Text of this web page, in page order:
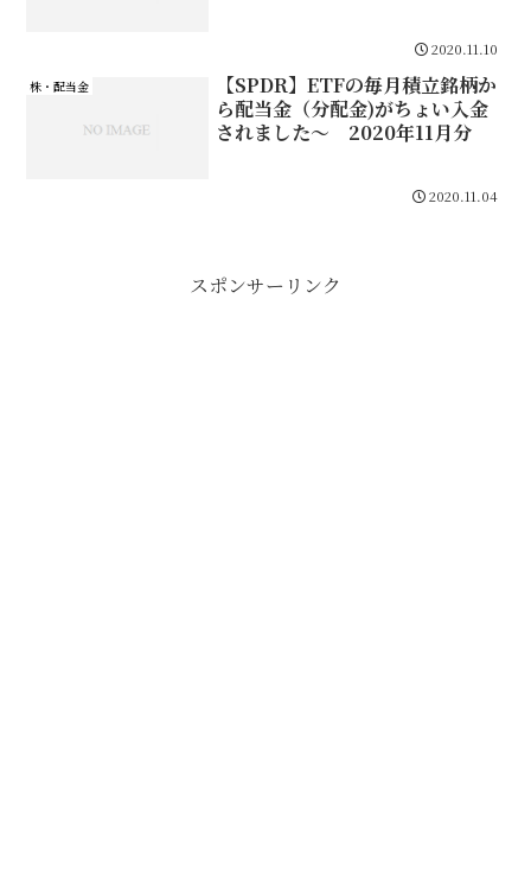
2020.11.10
株・配当金
【SPDR】ETFの毎月積立銘柄か
ら配当金（分配金)がちょい入金
されました～ 2020年11月分
2020.11.04
スポンサーリンク